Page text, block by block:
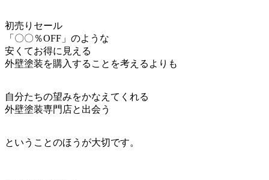
初売りセール
「〇〇％OFF」のような
安くてお得に見える
外壁塗装を購入することを考えるよりも
自分たちの望みをかなえてくれる
外壁塗装専門店と出会う
ということのほうが大切です。